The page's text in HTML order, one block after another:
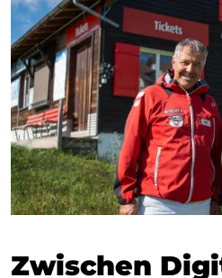
Zwischen